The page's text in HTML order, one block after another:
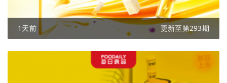
1天前 更新至第293期